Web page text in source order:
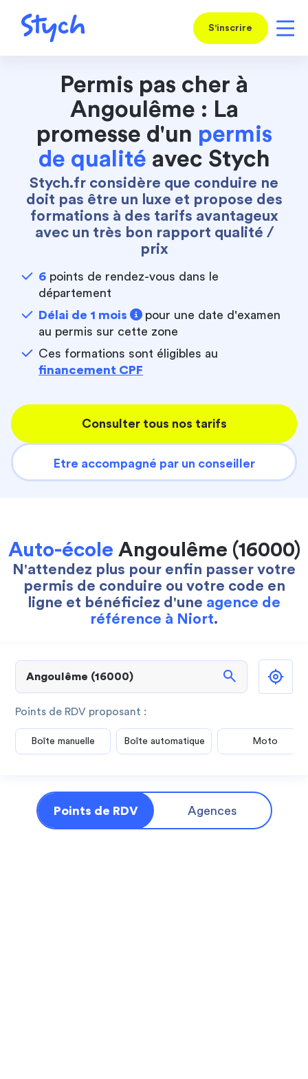
S'inscrire
Permis pas cher à
Angoulême : La
promesse d'un permis
de qualité avec Stych
Stych.fr considère que conduire ne
doit pas être un luxe et propose des
formations à des tarifs avantageux
avec un très bon rapport qualité /
prix
6 points de rendez-vous dans le
département
Délai de 1 mois
pour une date d'examen
au permis sur cette zone
Ces formations sont éligibles au
financement CPF
Consulter tous nos tarifs
Etre accompagné par un conseiller
Auto-école Angoulême (16000)
N'attendez plus pour enfin passer votre
permis de conduire ou votre code en
ligne et bénéficiez d'une agence de
référence à Niort.
search
Points de RDV proposant :
Boîte manuelle Boîte automatique Moto
Points de RDV Agences